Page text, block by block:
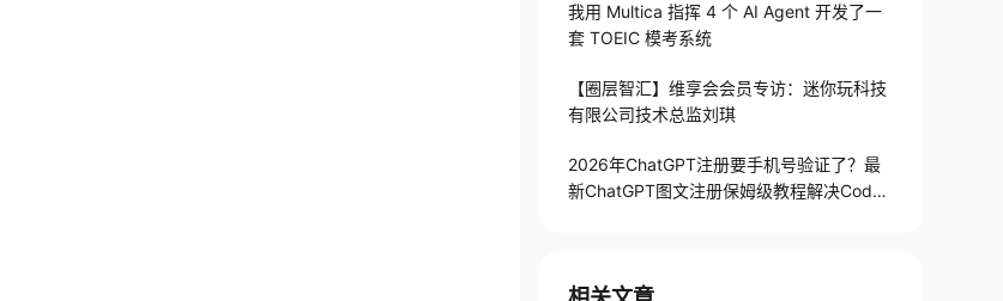
我用 Multica 指挥 4 个 AI Agent 开发了一
套 TOEIC 模考系统
【圈层智汇】维享会会员专访：迷你玩科技
有限公司技术总监刘琪
2026年ChatGPT注册要手机号验证了？最
新ChatGPT图文注册保姆级教程解决Codex